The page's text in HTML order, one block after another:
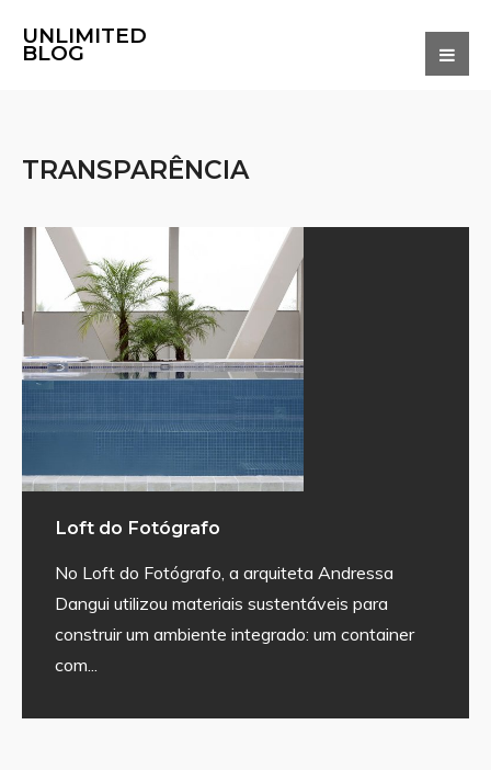
UNLIMITED
BLOG
TRANSPARÊNCIA
Loft do Fotógrafo
No Loft do Fotógrafo, a arquiteta Andressa
Dangui utilizou materiais sustentáveis para
construir um ambiente integrado: um container
com...